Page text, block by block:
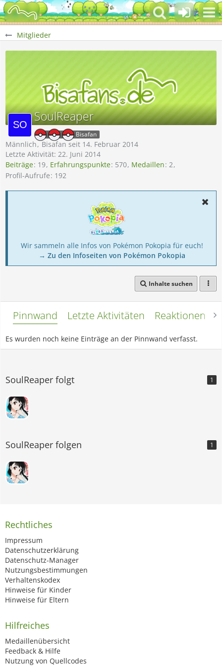
Mitglieder
SoulReaper
Bisafan
Männlich Bisafan seit 14. Februar 2014
Letzte Aktivität: 22. Juni 2014
Beiträge 19 Erfahrungspunkte 570 Medaillen 2
Profil-Aufrufe 192
Wir sammeln alle Infos von Pokémon Pokopia für euch!
→ Zu den Infoseiten von Pokémon Pokopia
Inhalte suchen
Pinnwand Letzte Aktivitäten Reaktionen
Es wurden noch keine Einträge an der Pinnwand verfasst.
SoulReaper folgt 1
SoulReaper folgen 1
Rechtliches
Impressum
Datenschutzerklärung
Datenschutz-Manager
Nutzungsbestimmungen
Verhaltenskodex
Hinweise für Kinder
Hinweise für Eltern
Hilfreiches
Medaillenübersicht
Feedback & Hilfe
Nutzung von Quellcodes